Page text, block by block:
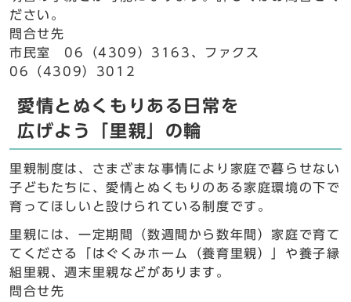
ださい。
問合せ先
市民室 06（4309）3163、ファクス
06（4309）3012
愛情とぬくもりある日常を
広げよう「里親」の輪
里親制度は、さまざまな事情により家庭で暮らせない
子どもたちに、愛情とぬくもりのある家庭環境の下で
育ってほしいと設けられている制度です。
里親には、一定期間（数週間から数年間）家庭で育て
てくださる「はぐくみホーム（養育里親）」や養子縁
組里親、週末里親などがあります。
問合せ先